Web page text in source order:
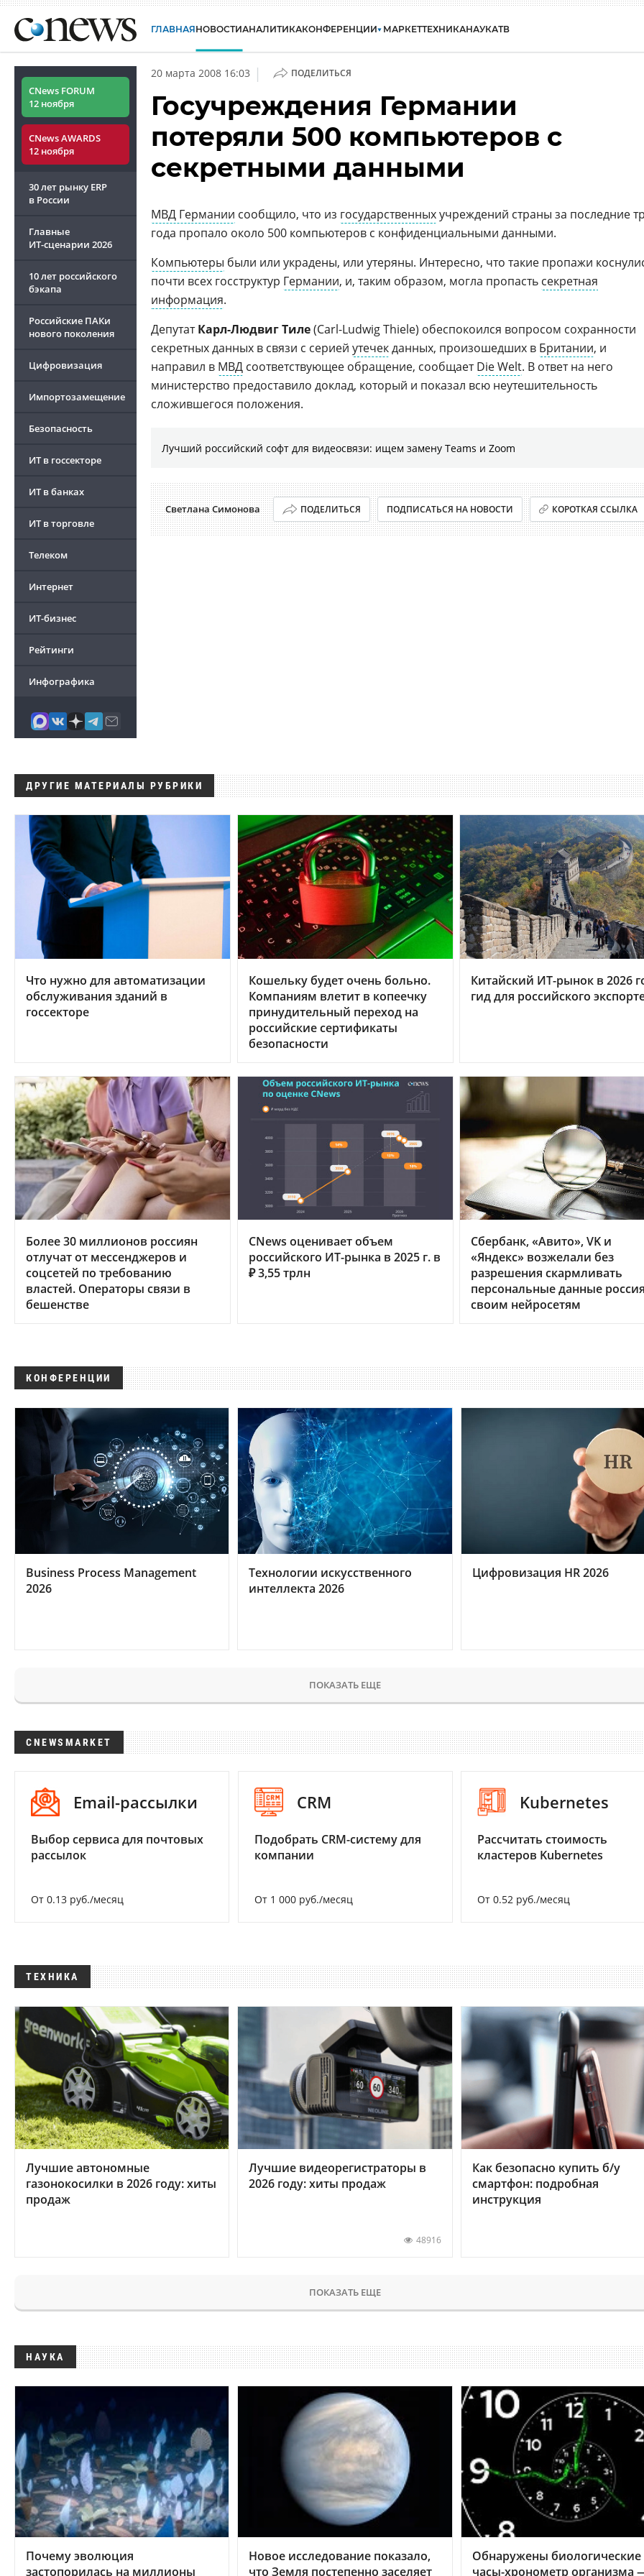
ГЛАВНАЯНОВОСТИАНАЛИТИКАКОНФЕРЕНЦИИ МАРКЕТТЕХНИКАНАУКАТВ
CNews FORUM
12 ноября
CNews AWARDS
12 ноября
30 лет рынку ERP
в России
Главные
ИТ-сценарии 2026
10 лет российского
бэкапа
Российские ПАКи
нового поколения
Цифровизация
Импортозамещение
Безопасность
ИТ в госсекторе
ИТ в банках
ИТ в торговле
Телеком
Интернет
ИТ-бизнес
Рейтинги
Инфографика
20 марта 2008 16:03 | ПОДЕЛИТЬСЯ
Госучреждения Германии
потеряли 500 компьютеров с
секретными данными
МВД Германии сообщило, что из государственныхучреждений страны за последние
года пропало около 500 компьютеров с конфиденциальными данными.
Компьютеры были или украдены, или утеряны. Интересно, что такие пропажи
почти всех госструктур Германии, и, таким образом, могла пропасть секретная
информация.
ДепутатКарл-Людвиг Тиле(Carl-Ludwig Thiele) обеспокоился вопросом сохранности
секретных данных в связи с серией утечекданных, произошедших в Британии, и
направил в МВД соответствующее обращение, сообщаетDie Welt. В ответ на него
министерство предоставило доклад, который и показал всю неутешительность
сложившегося положения.
Лучший российский софт для видеосвязи: ищем замену Teams и Zoom
Светлана Симонова ПОДЕЛИТЬСЯ ПОДПИСАТЬСЯ НА НОВОСТИ КОРОТКАЯ ССЫЛКА
ДРУГИЕ МАТЕРИАЛЫ РУБРИКИ
Что нужно для автоматизации
обслуживания зданий в
госсекторе
Кошельку будет очень больно.
Компаниям влетит в копеечку
принудительный переход на
российские сертификаты
безопасности
Китайский ИТ-рынок в 2026
гид для российского
Более 30 миллионов россиян
отлучат от мессенджеров и
соцсетей по требованию
властей. Операторы связи в
бешенстве
CNews оценивает объем
российского ИТ-рынка в 2025 г. в
₽ 3,55 трлн
Сбербанк, «Авито», VK и
«Яндекс» возжелали без
разрешения скармливать
персональные данные
своим нейросетям
КОНФЕРЕНЦИИ
Business Process Management
2026
Технологии искусственного
интеллекта 2026
Цифровизация HR 2026
ПОКАЗАТЬ ЕЩЕ
CNEWSMARKET
Email-рассылки
Выбор сервиса для почтовых
рассылок
От 0.13 руб./месяц
CRM
Подобрать CRM-систему для
компании
От 1 000 руб./месяц
Kubernetes
Рассчитать стоимость
кластеров Kubernetes
От 0.52 руб./месяц
ТЕХНИКА
Лучшие автономные
газонокосилки в 2026 году: хиты
продаж
Лучшие видеорегистраторы в
2026 году: хиты продаж
48916
Как безопасно купить б/у
смартфон: подробная
инструкция
ПОКАЗАТЬ ЕЩЕ
НАУКА
Почему эволюция
застопорилась на миллионы
Новое исследование показало,
что Земля постепенно заселяет
Обнаружены биологические
часы-хронометр организма